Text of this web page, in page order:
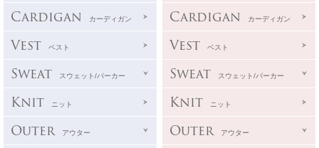
Cardigan カーディガン
Vest ベスト
Sweat スウェット/パーカー
Knit ニット
Outer アウター
Cardigan カーディガン
Vest ベスト
Sweat スウェット/パーカー
Knit ニット
Outer アウター